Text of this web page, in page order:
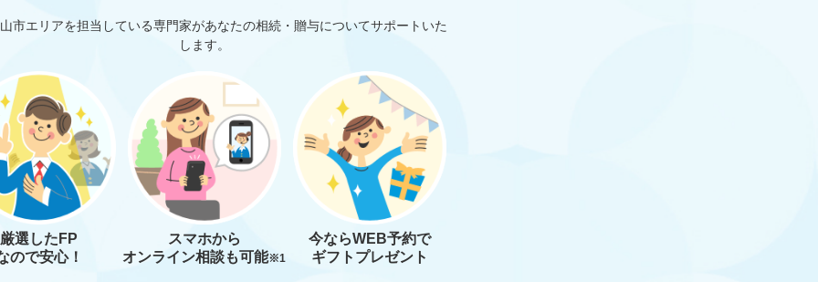
市エリアを担当している専門家があなたの相続・贈与についてサポートいた
します。
厳選したFP
ので安心！
スマホから
オンライン相談も可能※1
今ならWEB予約で
ギフトプレゼント